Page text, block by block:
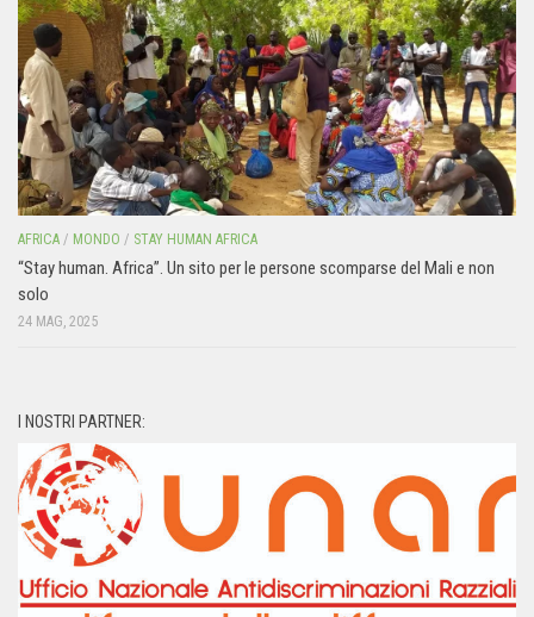
AFRICA / MONDO / STAY HUMAN AFRICA
“Stay human. Africa”. Un sito per le persone scomparse del Mali e non
solo
24 MAG, 2025
I NOSTRI PARTNER: